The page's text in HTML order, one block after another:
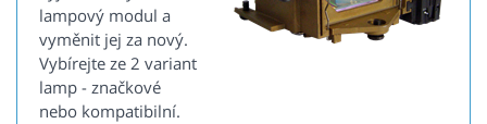
lampový modul a
vyměnit jej za nový.
Vybírejte ze 2 variant
lamp - značkové
nebo kompatibilní.